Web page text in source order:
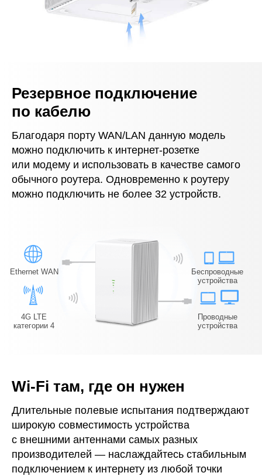
Резервное подключение
по кабелю
Благодаря порту WAN/LAN данную модель
можно подключить к интернет‑розетке
или модему и использовать в качестве самого
обычного роутера. Одновременно к роутеру
можно подключить не более 32 устройств.
Ethernet WAN
4G LTE
категории 4
Беспроводные
устройства
Проводные
устройства
Wi-Fi там, где он нужен
Длительные полевые испытания подтверждают
широкую совместимость устройства
с внешними антеннами самых разных
производителей — наслаждайтесь стабильным
подключением к интернету из любой точки